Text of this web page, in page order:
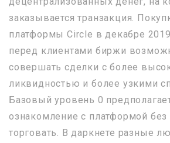
заказывается транзакция.
платформы Circle в декабре
перед клиентами биржи
совершать сделки с более
ликвидностью и более узкими
Базовый уровень 0
ознакомление с платформой
торговать. В даркнете разные